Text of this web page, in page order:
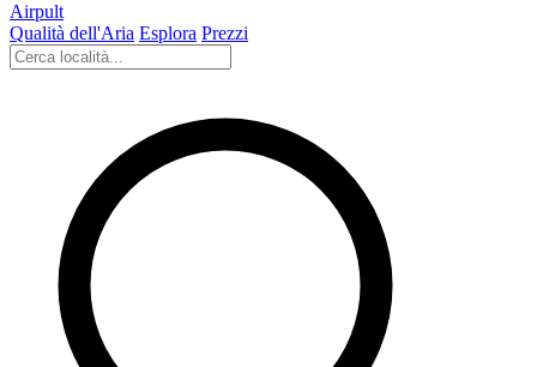
Airpult
Qualità dell'Aria Esplora Prezzi